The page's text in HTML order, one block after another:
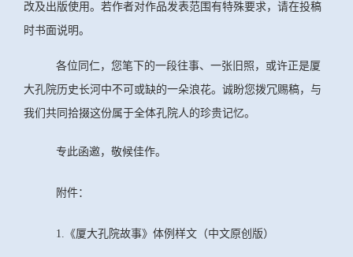
改及出版使用。若作者对作品发表范围有特殊要求，请在投稿
时书面说明。
各位同仁，您笔下的一段往事、一张旧照，或许正是厦
大孔院历史长河中不可或缺的一朵浪花。诚盼您拨冗赐稿，与
我们共同拾掇这份属于全体孔院人的珍贵记忆。
专此函邀，敬候佳作。
附件：
1.《厦大孔院故事》体例样文（中文原创版）